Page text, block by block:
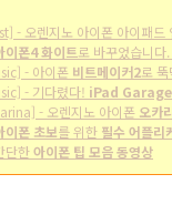
오렌지노 아이폰 아이패드
이폰4 화이트로 바꾸었습니
- 아이폰 비트메이커2로
- 기다렸다! iPad
- 오렌지노 아이폰 오카
이폰 초보를 위한 필수 어플리
한아이폰 팁 모음 동영상